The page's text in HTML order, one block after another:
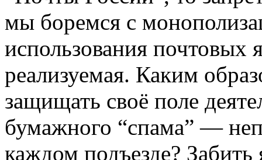
мы боремся с
использования почтовых
реализуемая. Каким
защищать своё поле
бумажного “спама” —
каждом подъезде?